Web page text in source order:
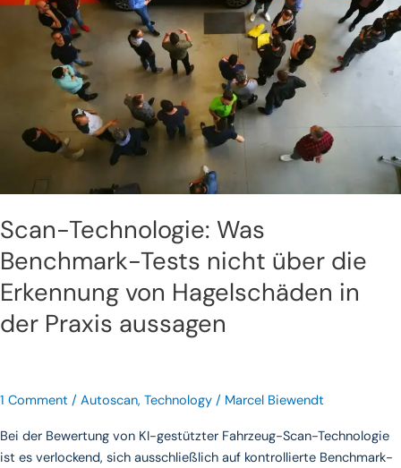
Scan-Technologie: Was
Benchmark-Tests nicht über die
Erkennung von Hagelschäden in
der Praxis aussagen
1 Comment / Autoscan, Technology / Marcel Biewendt
Bei der Bewertung von KI-gestützter Fahrzeug-Scan-Technologie
ist es verlockend, sich ausschließlich auf kontrollierte Benchmark-
nicht
Erkennung
Hagelschäden